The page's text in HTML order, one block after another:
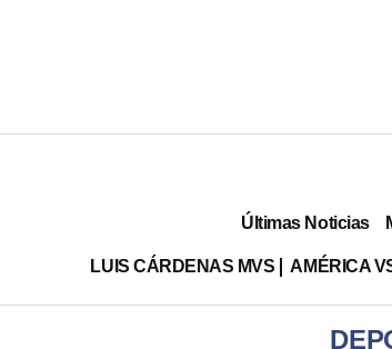
Últimas Noticias
LUIS CÁRDENAS MVS AMÉRICA